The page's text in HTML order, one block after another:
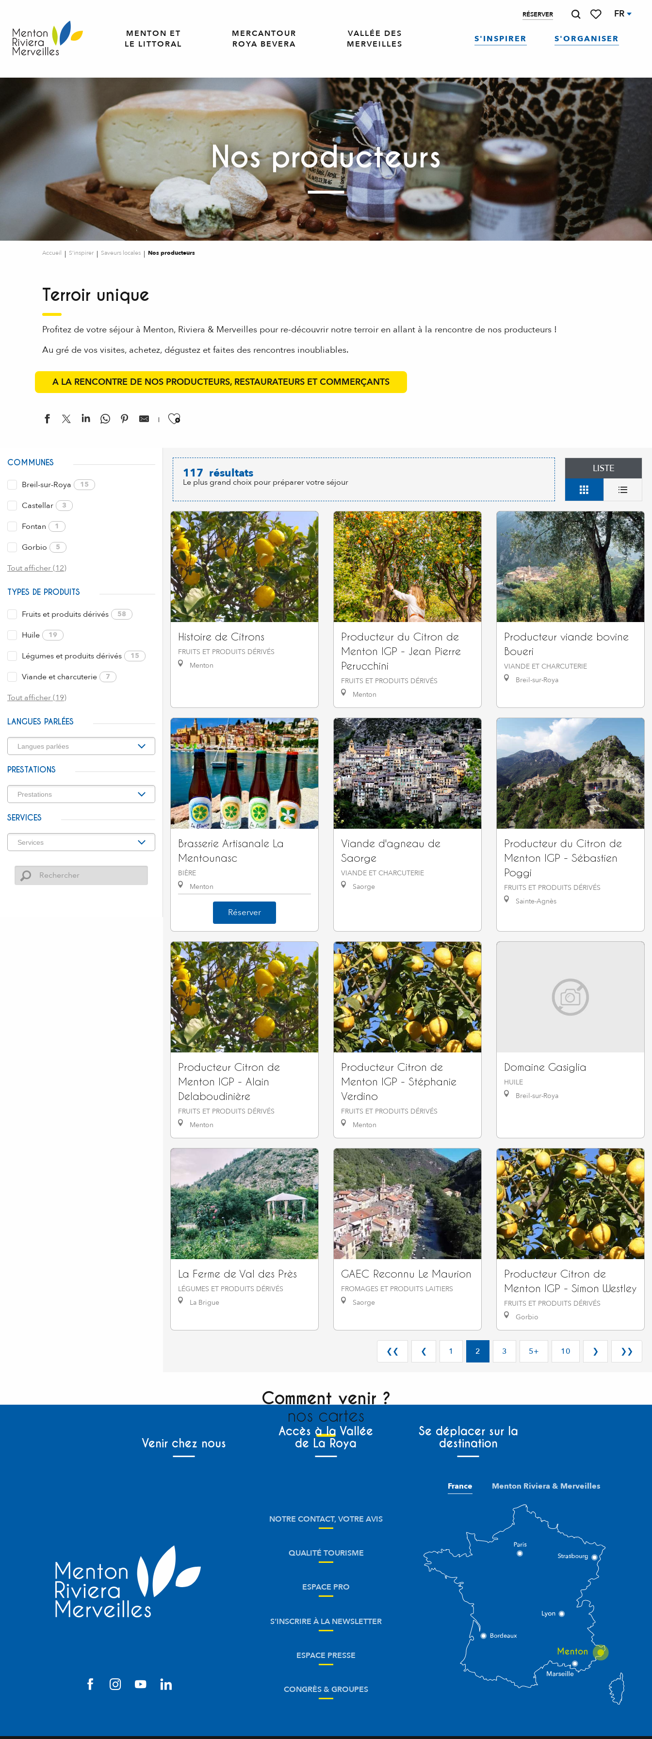
contenu
principal
RÉSERVER FR
MENTON ET
LE LITTORAL
MERCANTOUR
ROYA BEVERA
VALLÉE DES
MERVEILLES
S'INSPIRER S'ORGANISER
Nos producteurs
Accueil S’inspirer Saveurs locales Nos producteurs
Terroir unique
Profitez de votre séjour à Menton, Riviera & Merveilles pour re-découvrir notre terroir en allant à la rencontre de nos producteurs !
Au gré de vos visites, achetez, dégustez et faites des rencontres inoubliables.
A LA RENCONTRE DE NOS PRODUCTEURS, RESTAURATEURS ET COMMERÇANTS
Ajouter aux favoris
COMMUNES
Breil-sur-Roya 15
Castellar 3
Fontan 1
Gorbio 5
Tout afficher (12)
TYPES DE PRODUITS
Fruits et produits dérivés 58
Huile 19
Légumes et produits dérivés 15
Viande et charcuterie 7
Tout afficher (19)
LANGUES PARLÉES
PRESTATIONS
SERVICES
117 résultats
Le plus grand choix pour préparer votre séjour
LISTE
Histoire de Citrons
FRUITS ET PRODUITS DÉRIVÉS
Menton
Producteur du Citron de
Menton IGP - Jean Pierre
Perucchini
FRUITS ET PRODUITS DÉRIVÉS
Menton
Producteur viande bovine
Boueri
VIANDE ET CHARCUTERIE
Breil-sur-Roya
Brasserie Artisanale La
Mentounasc
BIÈRE
Menton
Réserver
Viande d'agneau de
Saorge
VIANDE ET CHARCUTERIE
Saorge
Producteur du Citron de
Menton IGP - Sébastien
Poggi
FRUITS ET PRODUITS DÉRIVÉS
Sainte-Agnès
Producteur Citron de
Menton IGP - Alain
Delaboudinière
FRUITS ET PRODUITS DÉRIVÉS
Menton
Producteur Citron de
Menton IGP - Stéphanie
Verdino
FRUITS ET PRODUITS DÉRIVÉS
Menton
Domaine Gasiglia
HUILE
Breil-sur-Roya
La Ferme de Val des Près
LÉGUMES ET PRODUITS DÉRIVÉS
La Brigue
GAEC Reconnu Le Maurion
FROMAGES ET PRODUITS LAITIERS
Saorge
Producteur Citron de
Menton IGP - Simon Westley
FRUITS ET PRODUITS DÉRIVÉS
Gorbio
❮❮ ❮ 1 2 3 5+ 10 ❯ ❯❯
Comment venir ?
nos cartes
Venir chez nous
Accès à la Vallée
de La Roya
Se déplacer sur la
destination
NOTRE CONTACT, VOTRE AVIS
QUALITÉ TOURISME
ESPACE PRO
S’INSCRIRE À LA NEWSLETTER
ESPACE PRESSE
CONGRÈS & GROUPES
France Menton Riviera & Merveilles